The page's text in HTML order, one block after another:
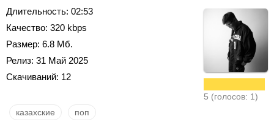
Длительность: 02:53
Качество: 320 kbps
Размер: 6.8 Мб.
Релиз: 31 Май 2025
Скачиваний: 12
5 (голосов: 1)
казахские поп